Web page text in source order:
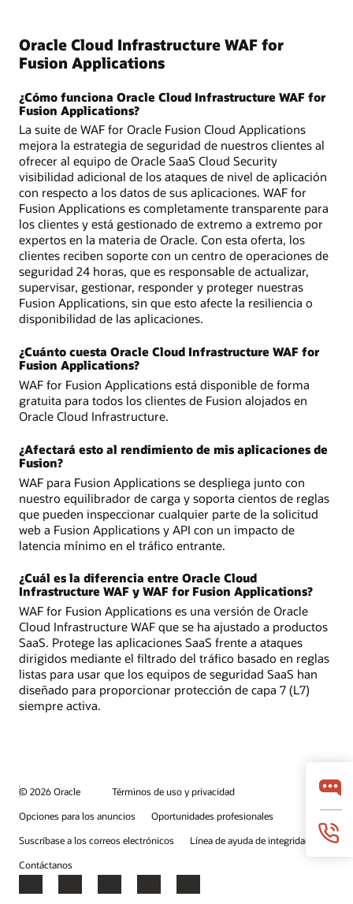
Oracle Cloud Infrastructure WAF for
Fusion Applications
¿Cómo funciona Oracle Cloud Infrastructure WAF for
Fusion Applications?
La suite de WAF for Oracle Fusion Cloud Applications
mejora la estrategia de seguridad de nuestros clientes al
ofrecer al equipo de Oracle SaaS Cloud Security
visibilidad adicional de los ataques de nivel de aplicación
con respecto a los datos de sus aplicaciones. WAF for
Fusion Applications es completamente transparente para
los clientes y está gestionado de extremo a extremo por
expertos en la materia de Oracle. Con esta oferta, los
clientes reciben soporte con un centro de operaciones de
seguridad 24 horas, que es responsable de actualizar,
supervisar, gestionar, responder y proteger nuestras
Fusion Applications, sin que esto afecte la resiliencia o
disponibilidad de las aplicaciones.
¿Cuánto cuesta Oracle Cloud Infrastructure WAF for
Fusion Applications?
WAF for Fusion Applications está disponible de forma
gratuita para todos los clientes de Fusion alojados en
Oracle Cloud Infrastructure.
¿Afectará esto al rendimiento de mis aplicaciones de
Fusion?
WAF para Fusion Applications se despliega junto con
nuestro equilibrador de carga y soporta cientos de reglas
que pueden inspeccionar cualquier parte de la solicitud
web a Fusion Applications y API con un impacto de
latencia mínimo en el tráfico entrante.
¿Cuál es la diferencia entre Oracle Cloud
Infrastructure WAF y WAF for Fusion Applications?
WAF for Fusion Applications es una versión de Oracle
Cloud Infrastructure WAF que se ha ajustado a productos
SaaS. Protege las aplicaciones SaaS frente a ataques
dirigidos mediante el filtrado del tráfico basado en reglas
listas para usar que los equipos de seguridad SaaS han
diseñado para proporcionar protección de capa 7 (L7)
siempre activa.
© 2026 Oracle
Términos de uso y privacidad
Opciones para los anuncios
Oportunidades profesionales
Suscríbase a los correos electrónicos
Línea de ayuda de integridad
Contáctanos
Facebook
X LinkedInYouTubeInstagram